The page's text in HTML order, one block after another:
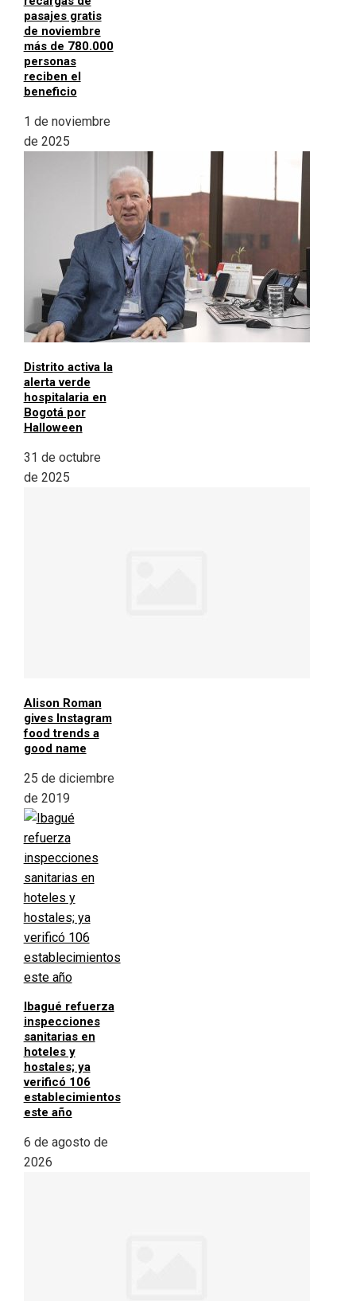
pasajes gratis
de noviembre
más de 780.000
personas
reciben el
beneficio
1 de noviembre
de 2025
Distrito activa la
alerta verde
hospitalaria en
Bogotá por
Halloween
31 de octubre
de 2025
Alison Roman
gives Instagram
food trends a
good name
25 de diciembre
de 2019
Ibagué refuerza
inspecciones
sanitarias en
hoteles y
hostales; ya
verificó 106
establecimientos
este año
6 de agosto de
2026